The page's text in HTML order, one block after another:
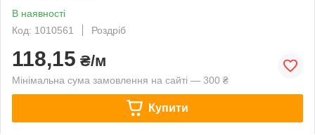
В наявності
Код: 1010561
Роздріб
118,15 ₴/м
Мінімальна сума замовлення на сайті — 300 ₴
Купити